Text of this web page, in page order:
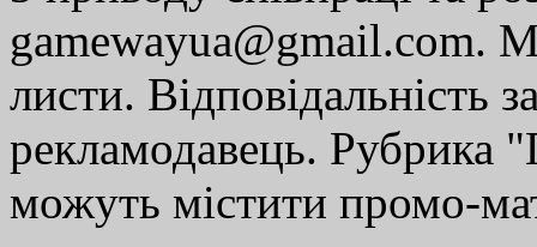
gamewayua@gmail.com.
листи. Відповідальність
рекламодавець. Рубрика
можуть містити промо-